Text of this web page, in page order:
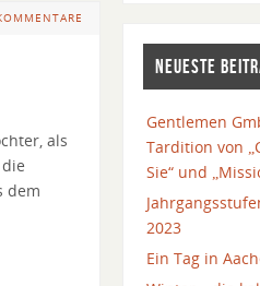
als
dem
NEUESTE
Gentlemen
Tardition von
Sie“ und
2023
Ein Tag in